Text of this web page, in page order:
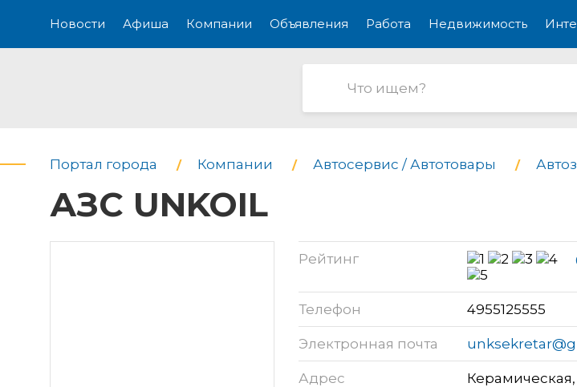
Новости Афиша Компании Объявления Работа Недвижимость
Портал города Компании Автосервис / Автотовары
АЗС UNKOIL
Рейтинг
Телефон 4955125555
Электронная почта
Адрес Керамическая,